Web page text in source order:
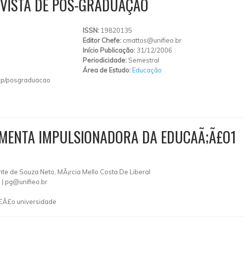
DE PÓS-GRADUAÇÃO
posgraduacao
ISSN: 19820135
Editor Chefe: cmattos@unifieo.br
Início Publicação: 31/12/2006
Periodicidade: Semestral
Área de Estudo:Educação
IMPULSIONADORA DA EDUCAÃ;Ã£O1
de Souza Neto, MÃ¡rcia Mello Costa De Liberal
| pg@unifieo.br
universidade